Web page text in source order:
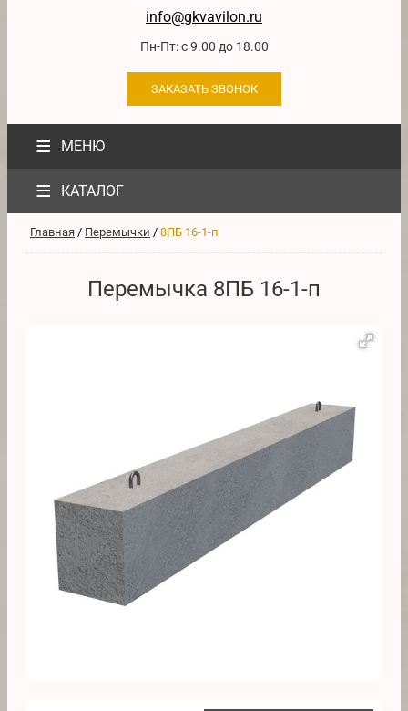
info@gkvavilon.ru
Пн-Пт: с 9.00 до 18.00
ЗАКАЗАТЬ ЗВОНОК
≡ МЕНЮ
≡ КАТАЛОГ
Главная / Перемычки / 8ПБ 16-1-п
Перемычка 8ПБ 16-1-п